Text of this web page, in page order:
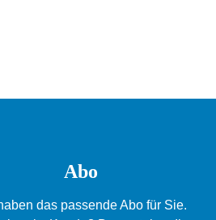
Abo
das passende Abo für Sie.